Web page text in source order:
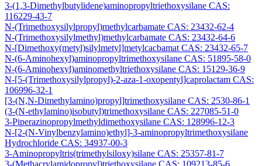
3-(1,3-Dimethylbutylidene)aminopropyltriethoxysilane CAS:
116229-43-7
N-(Trimethoxysilylpropyl)methylcarbamate CAS: 23432-62-4
N-(Trimethoxysilylmethyl)methylcarbamate CAS: 23432-64-6
N-[Dimethoxy(metyl)silylmetyl]metylcacbamat CAS: 23432-65-7
N-(6-Aminohexyl)aminopropyltrimethoxysilane CAS: 51895-58-0
N-(6-Aminohexyl)aminomethyltriethoxysilane CAS: 15129-36-9
N-[5-(Trimethoxysilylpropyl)-2-aza-1-oxopentyl]caprolactam CAS:
106996-32-1
[3-(N,N-Dimethylamino)propyl]trimethoxysilane CAS: 2530-86-1
(3-(N-ethylamino)isobutyl)trimethoxysilane CAS: 227085-51-0
3-Piperazinopropylmethyldimethoxysilane CAS: 128996-12-3
N-[2-(N-Vinylbenzylamino)ethyl]-3-aminopropyltrimethoxysilane
Hydrochloride CAS: 34937-00-3
3-Aminopropyltris(trimethylsiloxy)silane CAS: 25357-81-7
3-(Methacrylamidopropyl)triethoxysilane CAS: 109213-85-6